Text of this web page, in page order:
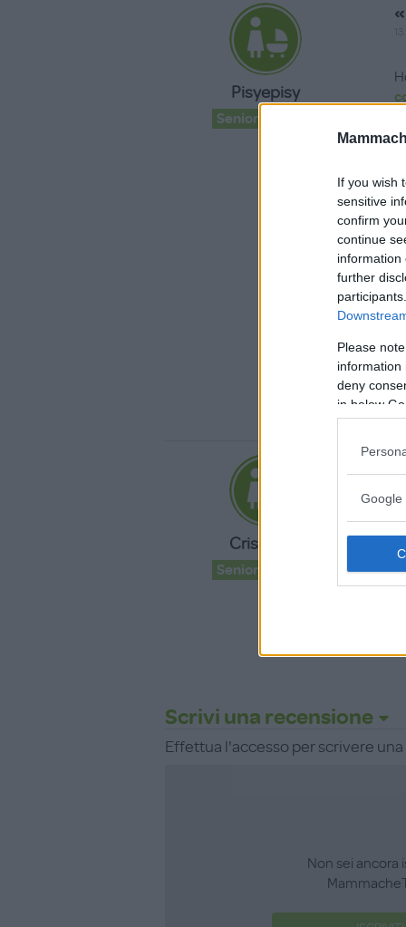
If you wish
sensitive
confirm
continue
information
further
Please
information
deny
in below
Google
Pisyepisy
Senior Advisor
Cristina91
Senior Advisor
Scrivi una recensione
Effettua l'accesso per scrivere
Non sei ancora